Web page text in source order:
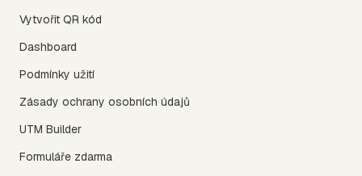
Vytvořit QR kód
Dashboard
Podmínky užití
Zásady ochrany osobních údajů
UTM Builder
Formuláře zdarma